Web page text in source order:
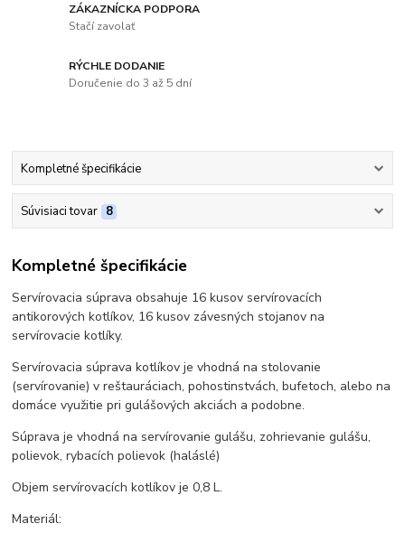
ZÁKAZNÍCKA PODPORA
Stačí zavolať
RÝCHLE DODANIE
Doručenie do 3 až 5 dní
Kompletné špecifikácie
Súvisiaci tovar 8
Kompletné špecifikácie
Servírovacia súprava obsahuje 16 kusov servírovacích
antikorových kotlíkov, 16 kusov závesných stojanov na
servírovacie kotlíky.
Servírovacia súprava kotlíkov je vhodná na stolovanie
(servírovanie) v reštauráciach, pohostinstvách, bufetoch, alebo na
domáce využitie pri gulášových akciách a podobne.
Súprava je vhodná na servírovanie gulášu, zohrievanie gulášu,
polievok, rybacích polievok (haláslé)
Objem servírovacích kotlíkov je 0,8 L.
Materiál: